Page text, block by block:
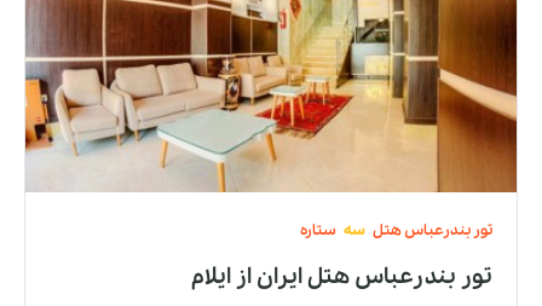
تور بندرعباسهتل سه ستاره
تور بندرعباس هتل ایراناز ایلام